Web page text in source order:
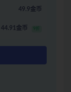
49.9金币
44.91金币 9折